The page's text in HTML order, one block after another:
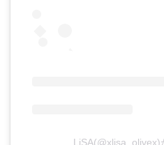
LiSA(@xlisa_olivex)